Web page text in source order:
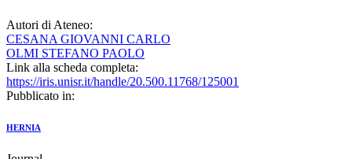
Autori di Ateneo:
CESANA GIOVANNI CARLO
OLMI STEFANO PAOLO
Link alla scheda completa:
https://iris.unisr.it/handle/20.500.11768/125001
Pubblicato in:
HERNIA